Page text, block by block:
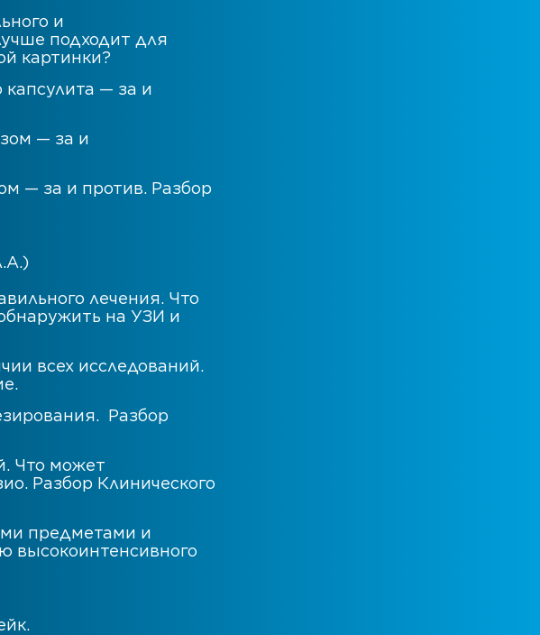
и
подходит для
картинки?
капсулита — за и
— за и
— за и против. Разбор
лечения. Что
на УЗИ и
всех исследований.
Разбор
Что может
Разбор Клинического
предметами и
высокоинтенсивного